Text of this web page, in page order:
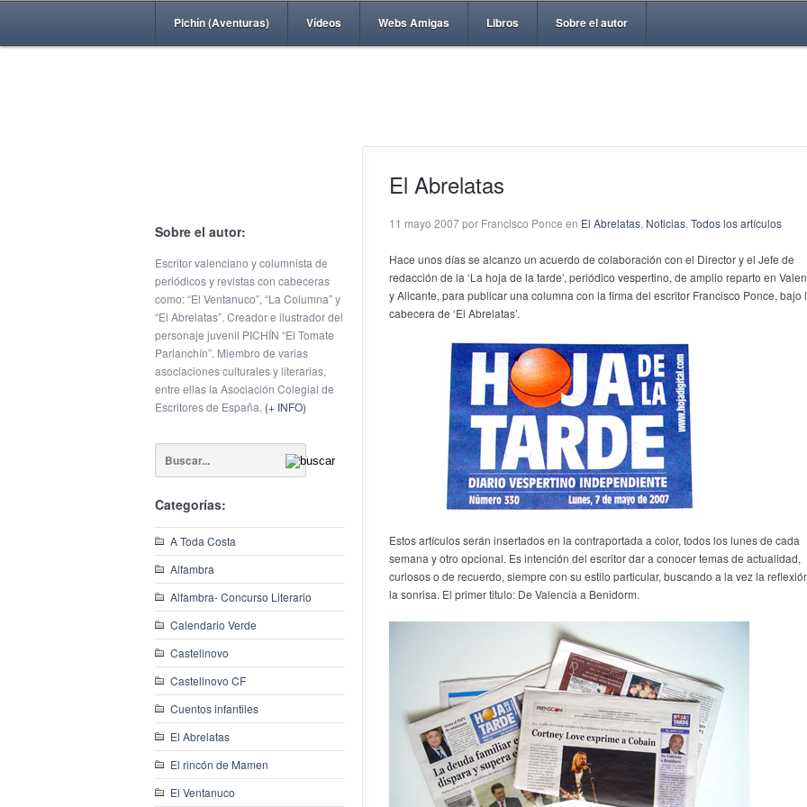
Pichín (Aventuras) Vídeos Webs Amigas Libros Sobre el autor
Sobre el autor:
Escritor valenciano y columnista de
periódicos y revistas con cabeceras
como: “El Ventanuco”, “La Columna” y
“El Abrelatas”. Creador e ilustrador del
personaje juvenil PICHÍN “El Tomate
Parlanchín”. Miembro de varias
asociaciones culturales y literarias,
entre ellas la Asociación Colegial de
Escritores de España. (+ INFO)
Categorías:
A Toda Costa
Alfambra
Alfambra- Concurso Literario
Calendario Verde
Castellnovo
Castellnovo CF
Cuentos infantiles
El Abrelatas
El rincón de Mamen
El Ventanuco
El Abrelatas
11 mayo 2007 por Francisco Ponce en El Abrelatas, Noticias, Todos los artículos
Hace unos días se alcanzo un acuerdo de colaboración con el Director y el Jefe de
redacción de la ‘La hoja de la tarde’, periódico vespertino, de amplio reparto en
y Alicante, para publicar una columna con la firma del escritor Francisco Ponce, bajo
cabecera de ‘El Abrelatas’.
Estos artículos serán insertados en la contraportada a color, todos los lunes de cada
semana y otro opcional. Es intención del escritor dar a conocer temas de actualidad,
curiosos o de recuerdo, siempre con su estilo particular, buscando a la vez la
la sonrisa. El primer titulo: De Valencia a Benidorm.